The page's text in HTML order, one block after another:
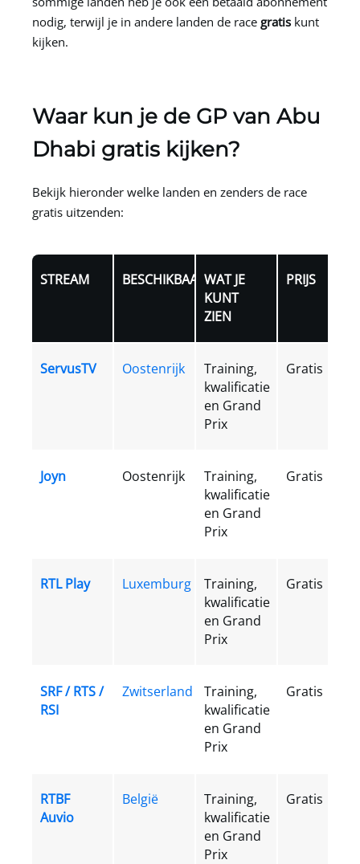
nodig, terwijl je in andere landen de race gratis kunt
kijken.
Waar kun je de GP van Abu
Dhabi gratis kijken?
Bekijk hieronder welke landen en zenders de race
gratis uitzenden:
STREAM BESCHIKBAARHEID
WAT JE
KUNT
ZIEN
PRIJS
ServusTV Oostenrijk
Training,
kwalificatie
en Grand
Prix
Gratis
Joyn Oostenrijk
Training,
kwalificatie
en Grand
Prix
Gratis
RTL Play Luxemburg
Training,
kwalificatie
en Grand
Prix
Gratis
SRF / RTS /
RSI
Zwitserland
Training,
kwalificatie
en Grand
Prix
Gratis
RTBF
Auvio
België
Training,
kwalificatie
en Grand
Prix
Gratis